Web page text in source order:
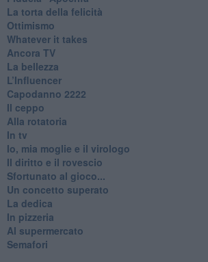
La torta della felicità
Ottimismo
Whatever it takes
Ancora TV
La bellezza
L’Influencer
​Capodanno 2222
Il ceppo
Alla rotatoria
In tv
Io, mia moglie e il virologo
Il diritto e il rovescio
Sfortunato al gioco...
Un concetto superato
La dedica
In pizzeria
Al supermercato
Semafori